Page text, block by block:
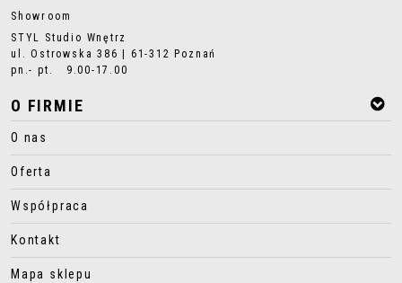
Showroom
STYL Studio Wnętrz
ul. Ostrowska 386 | 61-312 Poznań
pn.- pt. 9.00-17.00
O FIRMIE
O nas
Oferta
Współpraca
Kontakt
Mapa sklepu